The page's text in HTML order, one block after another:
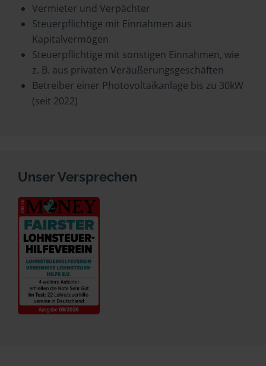
Vermieter und Verpächter
Steuerpflichtige mit Einnahmen aus
Kapitalvermögen
Steuerpflichtige mit sonstigen Einnahmen, wie
z. B. aus privaten Veräußerungsgeschäften
Betreiber einer Photovoltaikanlage bis zu 30kW
(seit 2022)
Unser Versprechen